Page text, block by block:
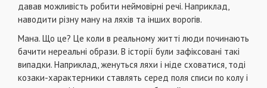
давав можливість робити неймовірні речі. Наприклад,
наводити різну ману на ляхів та інших ворогів.
Мана. Що це? Це коли в реальному житті люди починають
бачити нереальні образи. В історії були зафіксовані такі
випадки. Наприклад, женуться ляхи і ніде сховатися, тоді
козаки-характерники ставлять серед поля списи по колу і